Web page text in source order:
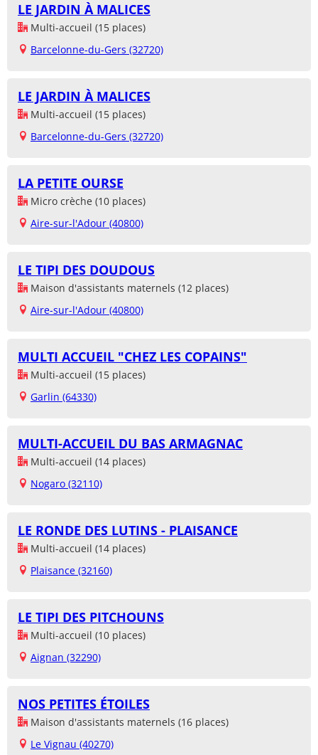
LE JARDIN À MALICES
Multi-accueil (15 places)
Barcelonne-du-Gers (32720)
LE JARDIN À MALICES
Multi-accueil (15 places)
Barcelonne-du-Gers (32720)
LA PETITE OURSE
Micro crèche (10 places)
Aire-sur-l'Adour (40800)
LE TIPI DES DOUDOUS
Maison d'assistants maternels (12 places)
Aire-sur-l'Adour (40800)
MULTI ACCUEIL "CHEZ LES COPAINS"
Multi-accueil (15 places)
Garlin (64330)
MULTI-ACCUEIL DU BAS ARMAGNAC
Multi-accueil (14 places)
Nogaro (32110)
LE RONDE DES LUTINS - PLAISANCE
Multi-accueil (14 places)
Plaisance (32160)
LE TIPI DES PITCHOUNS
Multi-accueil (10 places)
Aignan (32290)
NOS PETITES ÉTOILES
Maison d'assistants maternels (16 places)
Le Vignau (40270)